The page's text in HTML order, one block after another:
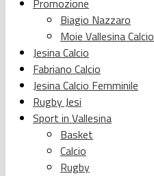
Promozione
Biagio Nazzaro
Moie Vallesina Calcio
Jesina Calcio
Fabriano Calcio
Jesina Calcio Femminile
Rugby Jesi
Sport in Vallesina
Basket
Calcio
Rugby